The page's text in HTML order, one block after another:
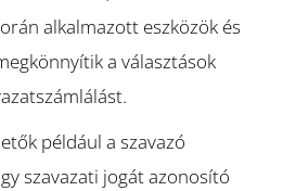
alkalmazott eszközök és
a választások
például a szavazó
szavazati jogát azonosító